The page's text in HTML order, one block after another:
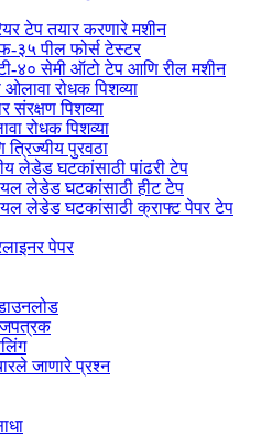
टेप तयार करणारे मशीन
३५ पील फोर्स टेस्टर
४० सेमी ऑटो टेप आणि रील मशीन
रोधक पिशव्या
संरक्षण पिशव्या
रोधक पिशव्या
त्रिज्यीय पुरवठा
लेडेड घटकांसाठी पांढरी टेप
लेडेड घटकांसाठी हीट टेप
लेडेड घटकांसाठी क्राफ्ट पेपर टेप
पेपर
जाणारे प्रश्न